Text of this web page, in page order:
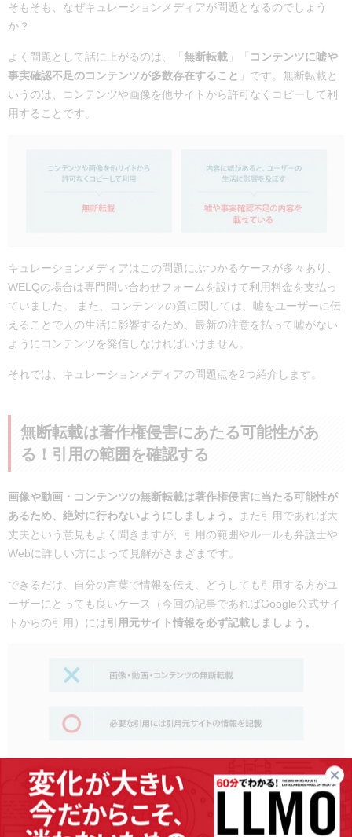
そもそも、なぜキュレーションメディアが問題となるのでしょう
か？
よく問題として話に上がるのは、「 無断転載 」「 コンテンツに嘘や
事実確認不足のコンテンツが多数存在すること 」です。無断転載と
いうのは、コンテンツや画像を他サイトから許可なくコピーして利
用することです。
キュレーションメディアはこの問題にぶつかるケースが多々あり、
WELQの場合は専門問い合わせフォームを設けて利用料金を支払っ
ていました。 また、コンテンツの質に関しては、嘘をユーザーに伝
えることで人の生活に影響するため、最新の注意を払って嘘がない
ようにコンテンツを発信しなければいけません。
それでは、キュレーションメディアの問題点を2つ紹介します。
無断転載は著作権侵害にあたる可能性があ
る！引用の範囲を確認する
画像や動画・コンテンツの無断転載は著作権侵害に当たる可能性が
あるため、絶対に行わないようにしましょう。
また引用であれば大
丈夫という意見もよく聞きますが、引用の範囲やルールも弁護士や
Webに詳しい方によって見解がさまざまです。
できるだけ、自分の言葉で情報を伝え、どうしても引用する方がユ
ーザーにとっても良いケース（今回の記事であればGoogle公式サイ
トからの引用）には引用元サイト情報を必ず記載しましょう。
オリジナリティがなくなりやすい